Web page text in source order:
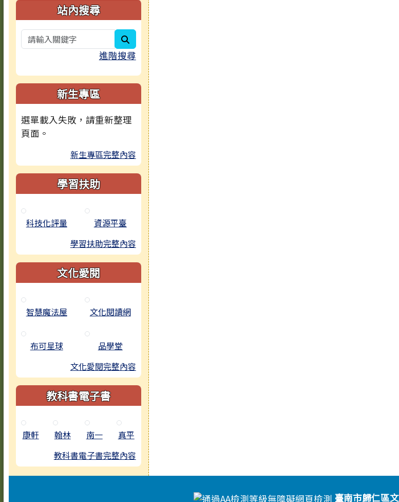
站內搜尋
search
進階搜尋
新生專區
選單載入失敗，請重新整理
頁面。
新生專區完整內容
學習扶助
科技化評量
資源平臺
學習扶助完整內容
文化愛閱
智慧魔法屋 文化閱讀網
布可星球
品學堂
文化愛閱完整內容
教科書電子書
康軒 翰林 南一
真平
教科書電子書完整內容
臺南市歸仁區